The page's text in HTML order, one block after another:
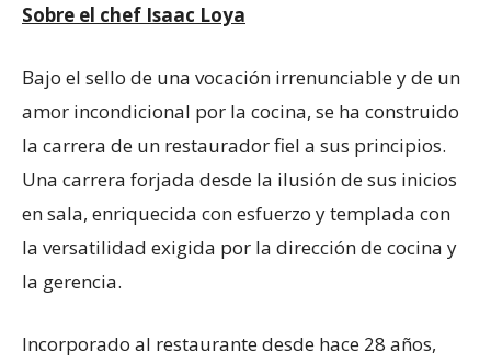
Sobre el chef Isaac Loya
Bajo el sello de una vocación irrenunciable y de un
amor incondicional por la cocina, se ha construido
la carrera de un restaurador fiel a sus principios.
Una carrera forjada desde la ilusión de sus inicios
en sala, enriquecida con esfuerzo y templada con
la versatilidad exigida por la dirección de cocina y
la gerencia.
Incorporado al restaurante desde hace 28 años,